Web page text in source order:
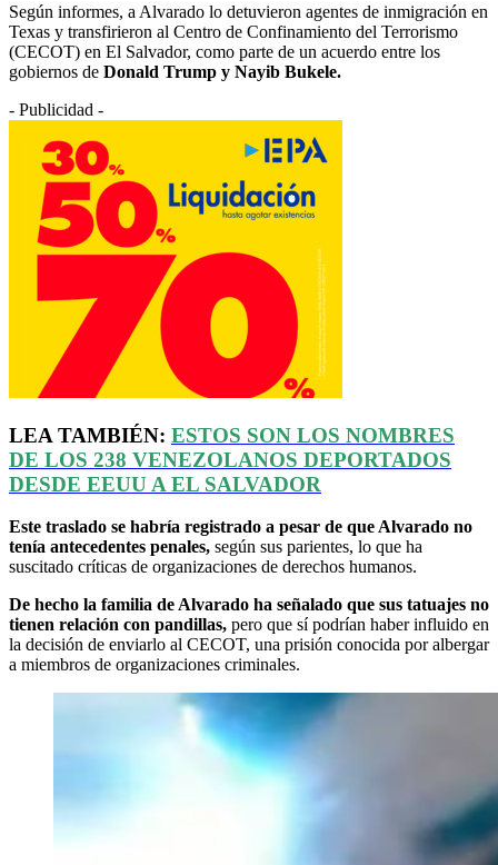
Según informes, a Alvarado lo detuvieron agentes de inmigración en
Texas y transfirieron al Centro de Confinamiento del Terrorismo
(CECOT) en El Salvador, como parte de un acuerdo entre los
gobiernos de Donald Trump y Nayib Bukele.
- Publicidad -
LEA TAMBIÉN: ESTOS SON LOS NOMBRES
DE LOS 238 VENEZOLANOS DEPORTADOS
DESDE EEUU A EL SALVADOR
Este traslado se habría registrado a pesar de que Alvarado no
tenía antecedentes penales, según sus parientes, lo que ha
suscitado críticas de organizaciones de derechos humanos.
De hecho la familia de Alvarado ha señalado que sus tatuajes no
tienen relación con pandillas, pero que sí podrían haber influido en
la decisión de enviarlo al CECOT, una prisión conocida por albergar
a miembros de organizaciones criminales.